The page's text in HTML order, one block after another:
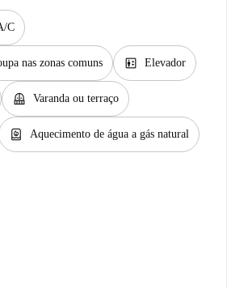
C
nas zonas comuns elevator Elevador
balcony Varanda ou terraço
water_heater Aquecimento de água a gás natural